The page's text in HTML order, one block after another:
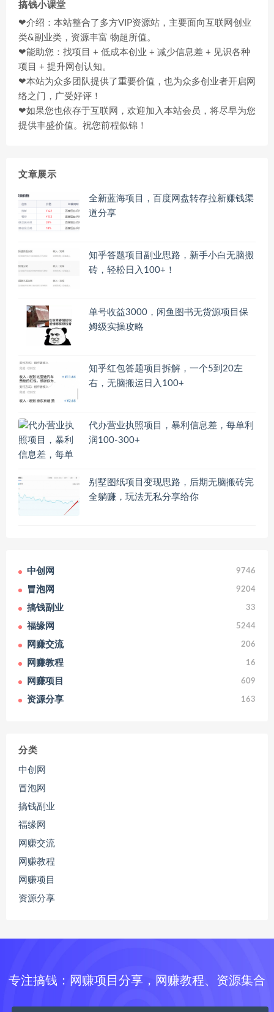
搞钱小课堂
❤介绍：本站整合了多方VIP资源站，主要面向互联网创业
类&副业类，资源丰富 物超所值。
❤能助您：找项目 + 低成本创业 + 减少信息差 + 见识各种
项目 + 提升网创认知。
❤本站为众多团队提供了重要价值，也为众多创业者开启网
络之门，广受好评！
❤如果您也依存于互联网，欢迎加入本站会员，将尽早为您
提供丰盛价值。祝您前程似锦！
文章展示
全新蓝海项目，百度网盘转存拉新赚钱渠
道分享
知乎答题项目副业思路，新手小白无脑搬
砖，轻松日入100+！
单号收益3000，闲鱼图书无货源项目保
姆级实操攻略
知乎红包答题项目拆解，一个5到20左
右，无脑搬运日入100+
代办营业执照项目，暴利信息差，每单利
润100-300+
别墅图纸项目变现思路，后期无脑搬砖完
全躺赚，玩法无私分享给你
中创网 9746
冒泡网 9204
搞钱副业 33
福缘网 5244
网赚交流 206
网赚教程 16
网赚项目 609
资源分享 163
分类
中创网
冒泡网
搞钱副业
福缘网
网赚交流
网赚教程
网赚项目
资源分享
专注搞钱：网赚项目分享，网赚教程、资源集合